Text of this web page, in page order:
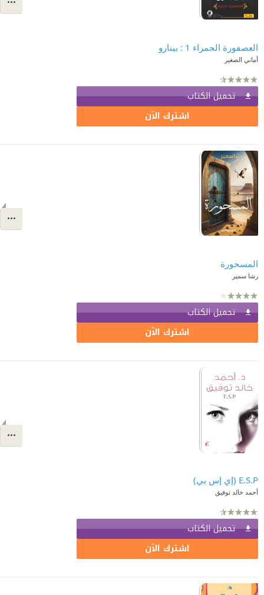
العصفورة الحمراء 1 : بينارو
أماني الصغير
تحميل الكتاب
اشترك الآن
المسحورة
رشا سمير
تحميل الكتاب
اشترك الآن
E.S.P (إي إس بي)
أحمد خالد توفيق
تحميل الكتاب
اشترك الآن